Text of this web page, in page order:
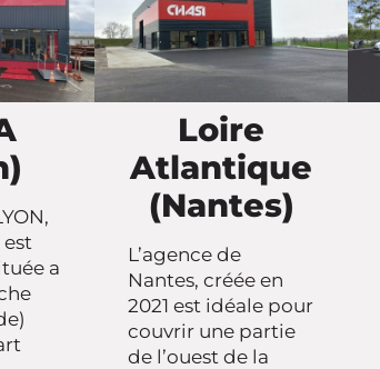
est
a
Loire
Atlantique
(Nantes)
L’agence de
Nantes, créée en
2021 est idéale pour
couvrir une partie
de l’ouest de la